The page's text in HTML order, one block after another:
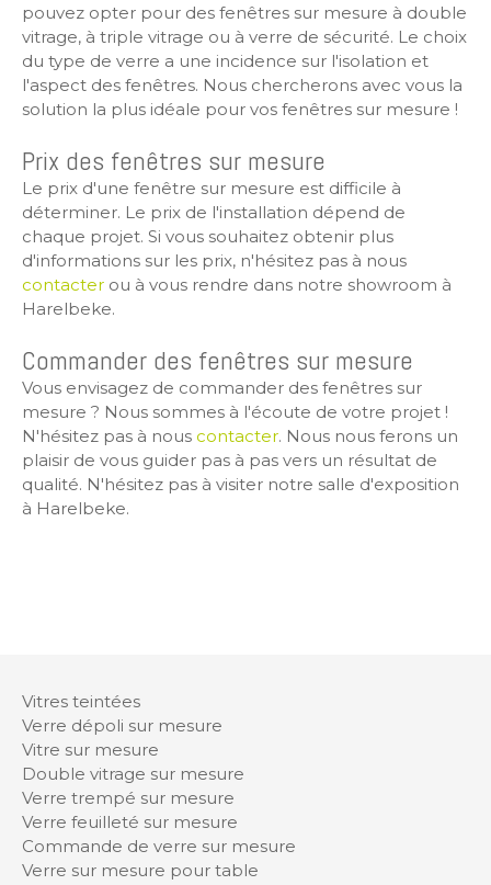
pouvez opter pour des fenêtres sur mesure à double
vitrage, à triple vitrage ou à verre de sécurité. Le choix
du type de verre a une incidence sur l'isolation et
l'aspect des fenêtres. Nous chercherons avec vous la
solution la plus idéale pour vos fenêtres sur mesure !
Prix des fenêtres sur mesure
Le prix d'une fenêtre sur mesure est difficile à
déterminer. Le prix de l'installation dépend de
chaque projet. Si vous souhaitez obtenir plus
d'informations sur les prix, n'hésitez pas à nous
contacter ou à vous rendre dans notre showroom à
Harelbeke.
Commander des fenêtres sur mesure
Vous envisagez de commander des fenêtres sur
mesure ? Nous sommes à l'écoute de votre projet !
N'hésitez pas à nous contacter. Nous nous ferons un
plaisir de vous guider pas à pas vers un résultat de
qualité. N'hésitez pas à visiter notre salle d'exposition
à Harelbeke.
Vitres teintées
Verre dépoli sur mesure
Vitre sur mesure
Double vitrage sur mesure
Verre trempé sur mesure
Verre feuilleté sur mesure
Commande de verre sur mesure
Verre sur mesure pour table